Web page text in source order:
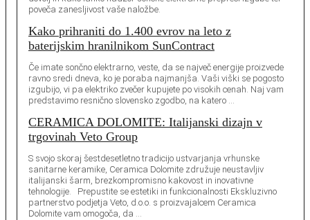
poveča zanesljivost vaše naložbe.
Kako prihraniti do 1.400 evrov na leto z
baterijskim hranilnikom SunContract
Če imate sončno elektrarno, veste, da se največ energije proizvede
ravno sredi dneva, ko je poraba najmanjša. Vaši viški se pogosto
izgubijo, vi pa elektriko zvečer kupujete po visokih cenah. Naj vam
predstavimo resnično slovensko zgodbo, na katero …
CERAMICA DOLOMITE: Italijanski dizajn v
trgovinah Veto Group
S svojo skoraj šestdesetletno tradicijo ustvarjanja vrhunske
sanitarne keramike, Ceramica Dolomite združuje neustavljiv
italijanski šarm, brezkompromisno kakovost in inovativne
tehnologije. Prepustite se estetiki in funkcionalnosti Ekskluzivno
partnerstvo podjetja Veto, d.o.o. s proizvajalcem Ceramica
Dolomite vam omogoča, da …